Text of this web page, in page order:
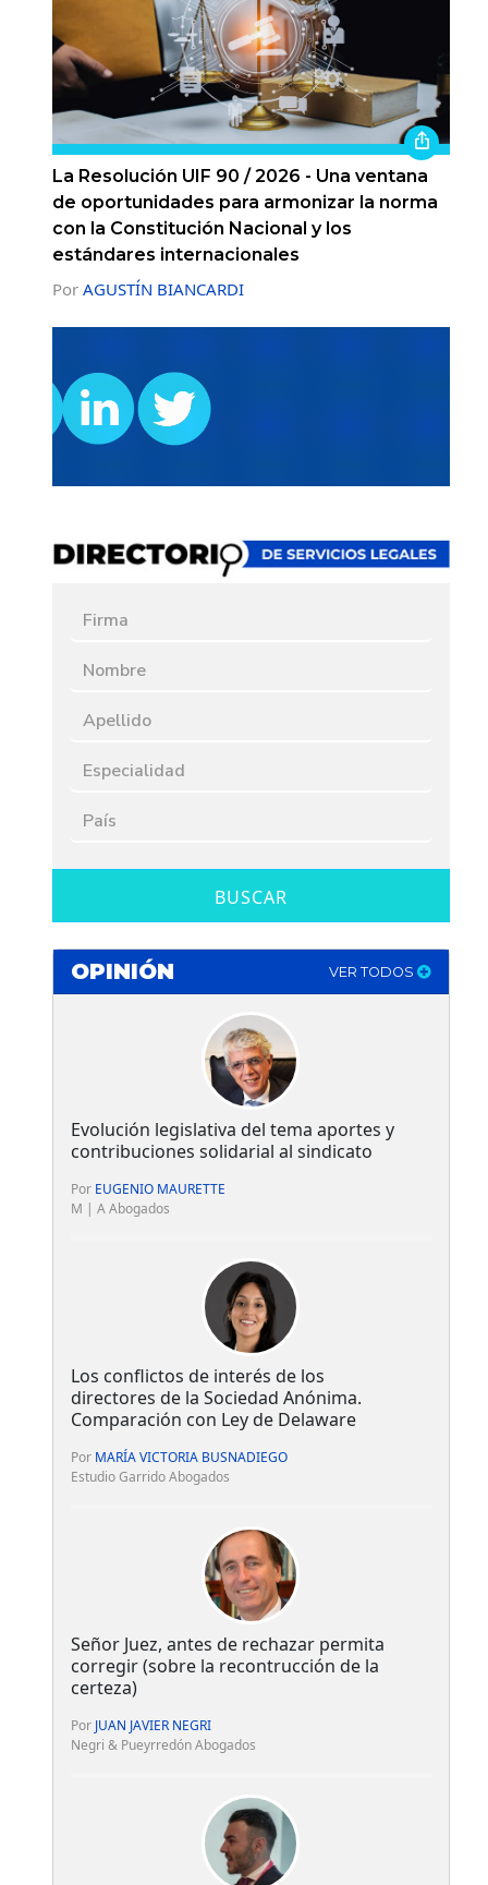
La Resolución UIF 90 / 2026 - Una ventana
de oportunidades para armonizar la norma
con la Constitución Nacional y los
estándares internacionales
Por AGUSTÍN BIANCARDI
BUSCAR
OPINIÓN VER TODOS
Evolución legislativa del tema aportes y
contribuciones solidarial al sindicato
Por EUGENIO MAURETTE
M | A Abogados
Los conflictos de interés de los
directores de la Sociedad Anónima.
Comparación con Ley de Delaware
Por MARÍA VICTORIA BUSNADIEGO
Estudio Garrido Abogados
Señor Juez, antes de rechazar permita
corregir (sobre la recontrucción de la
certeza)
Por JUAN JAVIER NEGRI
Negri & Pueyrredón Abogados